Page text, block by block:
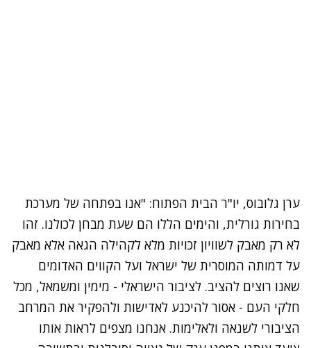
ערן גלובוס, יו"ר הבית הפתוח: "אנו בפתחה של מערכת
בחירות גורלית, והימים הללו הם שעת מבחן לכולנו. זהו
לא רק מאבק לשוויון זכויות מלא לקהילה הגאה אלא מאבק
על דמותה המוסרית של ישראל ועל הקווים האדומים
שאנו רוצים להציב. לציבור הישראלי - מימין ומשמאל, מכל
חלקי העם - אסור להיכנע לאדישות ולהפקיר את המרחב
הציבורי לשנאה ולאלימות. אנחנו מצפים לראות אותו